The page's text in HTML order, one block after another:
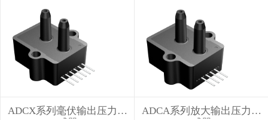
ADCX系列毫伏输出压力传
ADCA系列放大输出压力传